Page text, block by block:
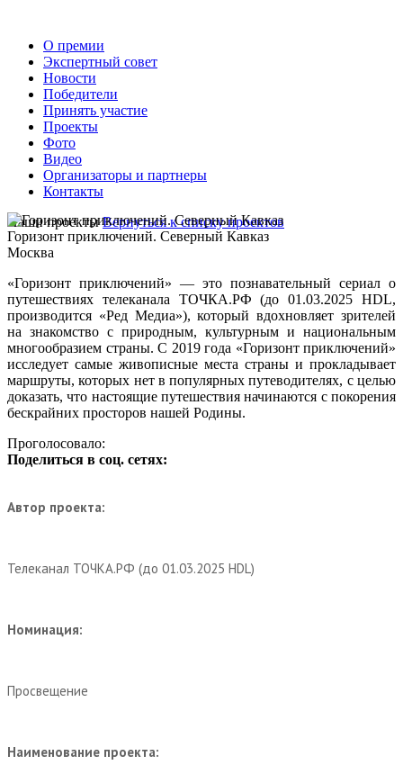
О премии
Экспертный совет
Новости
Победители
Принять участие
Проекты
Фото
Видео
Организаторы и партнеры
Контакты
Наши проектыВернуться к списку проектов
Горизонт приключений. Северный Кавказ
Москва
«Горизонт приключений» — это познавательный сериал о
путешествиях телеканала ТОЧКА.РФ (до 01.03.2025 HDL,
производится «Ред Медиа»), который вдохновляет зрителей
на знакомство с природным, культурным и национальным
многообразием страны. С 2019 года «Горизонт приключений»
исследует самые живописные места страны и прокладывает
маршруты, которых нет в популярных путеводителях, с целью
доказать, что настоящие путешествия начинаются с покорения
бескрайних просторов нашей Родины.
Проголосовало:
Поделиться в соц. сетях:
Автор проекта:
Телеканал ТОЧКА.РФ (до 01.03.2025 HDL)
Номинация:
Просвещение
Наименование проекта: